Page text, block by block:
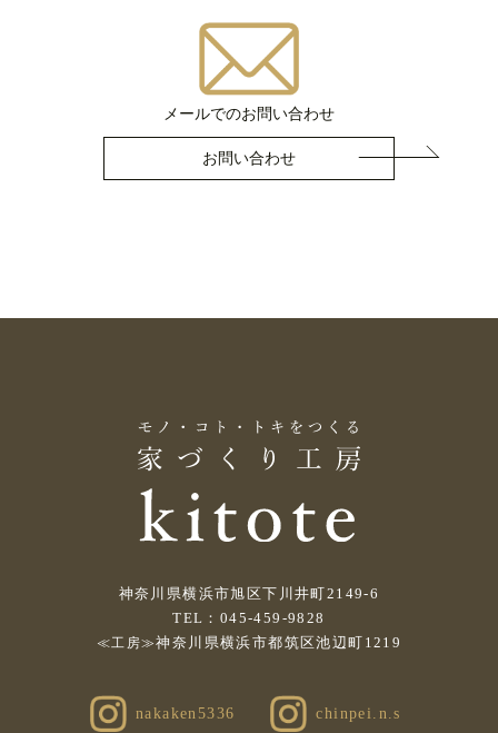
メールでのお問い合わせ
お問い合わせ
神奈川県横浜市旭区下川井町2149-6
TEL：045-459-9828
≪工房≫神奈川県横浜市都筑区池辺町1219
nakaken5336 chinpei.n.s